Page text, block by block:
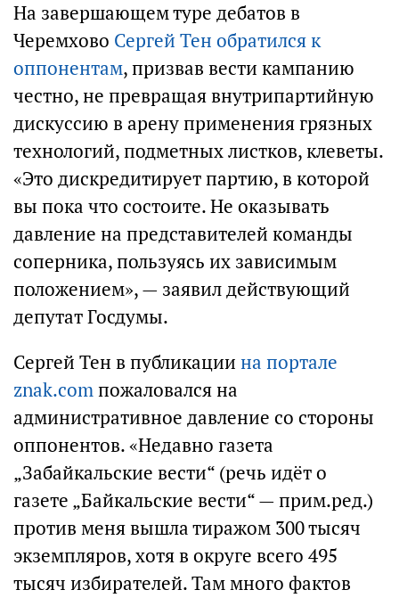
На завершающем туре дебатов в
Черемхово Сергей Тен обратился к
оппонентам, призвав вести кампанию
честно, не превращая внутрипартийную
дискуссию в арену применения грязных
технологий, подметных листков, клеветы.
«Это дискредитирует партию, в которой
вы пока что состоите. Не оказывать
давление на представителей команды
соперника, пользуясь их зависимым
положением», — заявил действующий
депутат Госдумы.
Сергей Тен в публикации на портале
znak.comпожаловался на
административное давление со стороны
оппонентов. «Недавно газета
„Забайкальские вести“ (речь идёт о
газете „Байкальские вести“ — прим.ред.)
против меня вышла тиражом 300 тысяч
экземпляров, хотя в округе всего 495
тысяч избирателей. Там много фактов